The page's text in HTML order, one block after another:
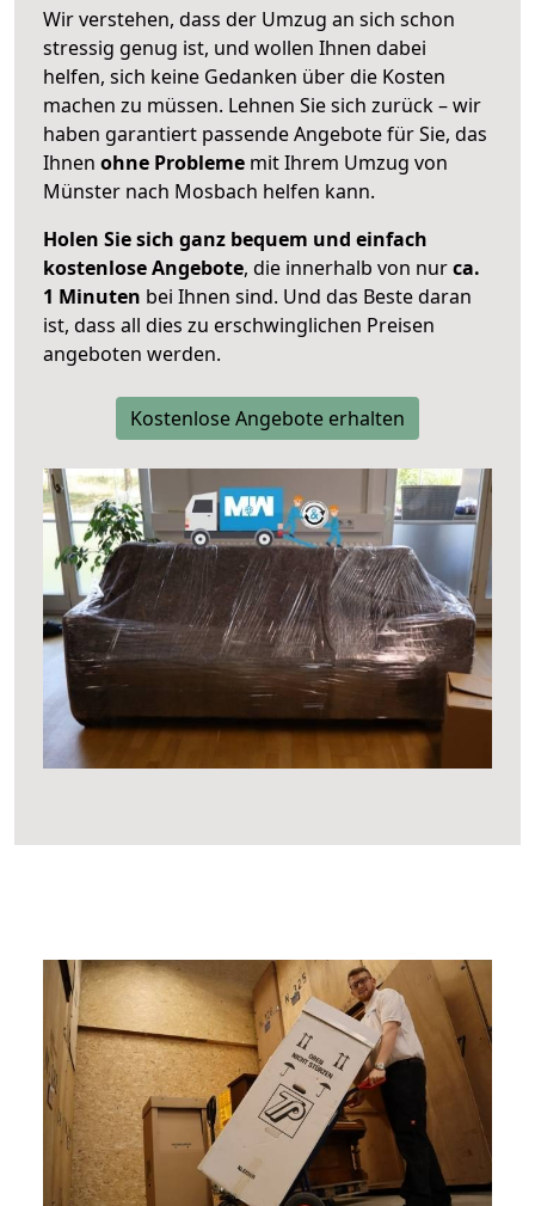
Wir verstehen, dass der Umzug an sich schon
stressig genug ist, und wollen Ihnen dabei
helfen, sich keine Gedanken über die Kosten
machen zu müssen. Lehnen Sie sich zurück – wir
haben garantiert passende Angebote für Sie, das
Ihnen ohne Probleme mit Ihrem Umzug von
Münster nach Mosbach helfen kann.
Holen Sie sich ganz bequem und einfach
kostenlose Angebote, die innerhalb von nurca.
1 Minuten bei Ihnen sind. Und das Beste daran
ist, dass all dies zu erschwinglichen Preisen
angeboten werden.
Kostenlose Angebote erhalten